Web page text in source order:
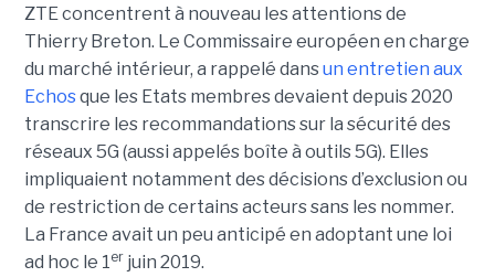
ZTE concentrent à nouveau les attentions de
Thierry Breton. Le Commissaire européen en charge
du marché intérieur, a rappelé dansun entretien aux
Echosque les Etats membres devaient depuis 2020
transcrire les recommandations sur la sécurité des
réseaux 5G (aussi appelés boîte à outils 5G). Elles
impliquaient notamment des décisions d’exclusion ou
de restriction de certains acteurs sans les nommer.
La France avait un peu anticipé en adoptant une loi
ad hoc le 1er juin 2019.